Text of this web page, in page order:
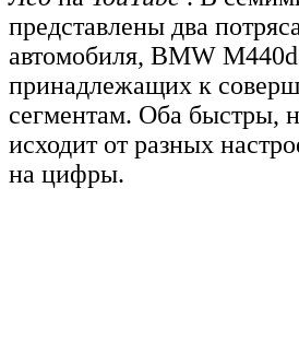
представлены два
автомобиля, BMW
принадлежащих к
сегментам. Оба быстры,
исходит от разных
на цифры.